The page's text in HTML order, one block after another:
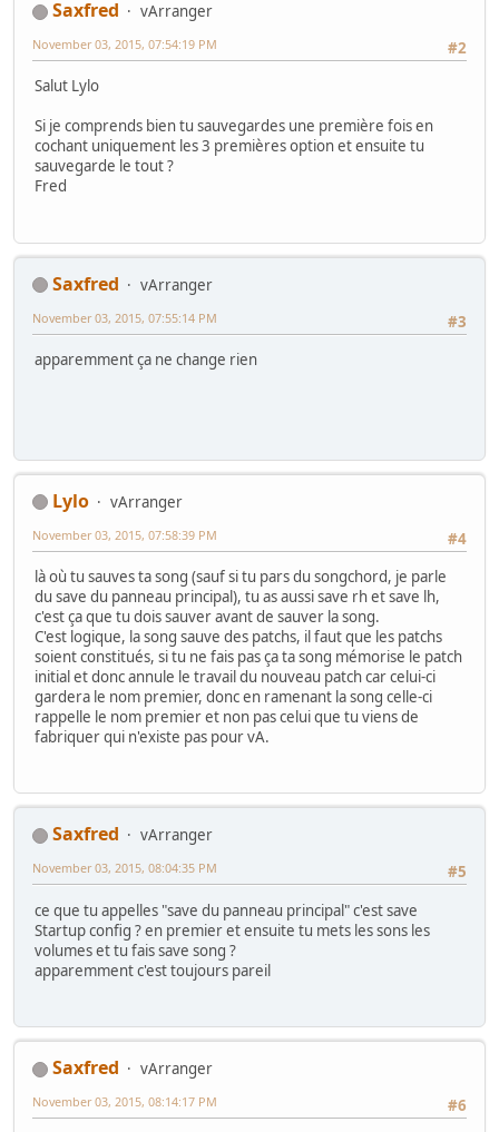
Saxfred
vArranger
#2
November 03, 2015, 07:54:19 PM
Salut Lylo
Si je comprends bien tu sauvegardes une première fois en
cochant uniquement les 3 premières option et ensuite tu
sauvegarde le tout ?
Fred
Saxfred
vArranger
#3
November 03, 2015, 07:55:14 PM
apparemment ça ne change rien
Lylo
vArranger
#4
November 03, 2015, 07:58:39 PM
là où tu sauves ta song (sauf si tu pars du songchord, je parle
du save du panneau principal), tu as aussi save rh et save lh,
c'est ça que tu dois sauver avant de sauver la song.
C'est logique, la song sauve des patchs, il faut que les patchs
soient constitués, si tu ne fais pas ça ta song mémorise le patch
initial et donc annule le travail du nouveau patch car celui-ci
gardera le nom premier, donc en ramenant la song celle-ci
rappelle le nom premier et non pas celui que tu viens de
fabriquer qui n'existe pas pour vA.
Saxfred
vArranger
#5
November 03, 2015, 08:04:35 PM
ce que tu appelles "save du panneau principal" c'est save
Startup config ? en premier et ensuite tu mets les sons les
volumes et tu fais save song ?
apparemment c'est toujours pareil
Saxfred
vArranger
#6
November 03, 2015, 08:14:17 PM